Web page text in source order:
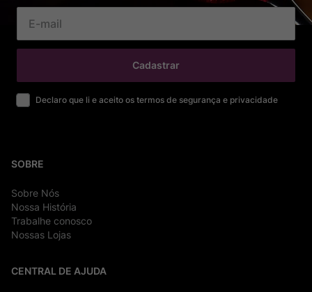
Cadastrar
Declaro que li e aceito os termos de segurança e privacidade
SOBRE
Sobre Nós
Nossa História
Trabalhe conosco
Nossas Lojas
CENTRAL DE AJUDA